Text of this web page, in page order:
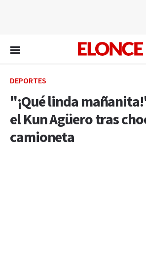
DEPORTES
"¡Qué linda
el Kun Agüero tras
camioneta